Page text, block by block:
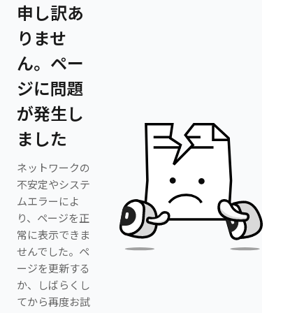
申し訳あ
りませ
ん。ペー
ジに問題
が発生し
ました
ネットワークの
不安定やシステ
ムエラーによ
り、ページを正
常に表示できま
せんでした。ペ
ージを更新する
か、しばらくし
てから再度お試